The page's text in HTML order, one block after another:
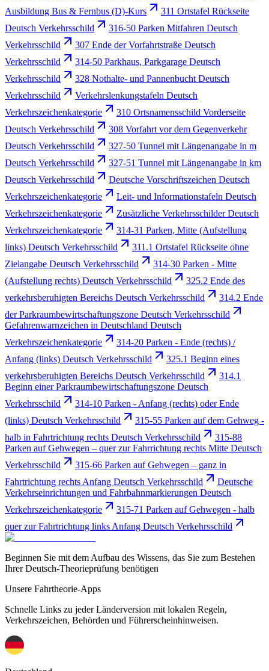
Ausbildung Bus & Fernbus (D)-Kurs
311 Ortstafel Rückseite
Deutsch Verkehrsschild
316-50 Parken Mitfahren Deutsch
Verkehrsschild
307 Ende der Vorfahrtstraße Deutsch
Verkehrsschild
314-50 Parkhaus, Parkgarage Deutsch
Verkehrsschild
328 Nothalte- und Pannenbucht Deutsch
Verkehrsschild
Verkehrslenkungstafeln Deutsch
Verkehrszeichenkategorie
310 Ortsnamensschild Vorderseite
Deutsch Verkehrsschild
308 Vorfahrt vor dem Gegenverkehr
Deutsch Verkehrsschild
327-50 Tunnel mit Längenangabe in m
Deutsch Verkehrsschild
327-51 Tunnel mit Längenangabe in km
Deutsch Verkehrsschild
Deutsche Vorschriftszeichen Deutsch
Verkehrszeichenkategorie
Leit- und Informationstafeln Deutsch
Verkehrszeichenkategorie
Zusätzliche Verkehrsschilder Deutsch
Verkehrszeichenkategorie
314-31 Parken, Mitte (Aufstellung
links) Deutsch Verkehrsschild
311.1 Ortstafel Rückseite ohne
Zielangabe Deutsch Verkehrsschild
314-30 Parken - Mitte
(Aufstellung rechts) Deutsch Verkehrsschild
325.2 Ende des
verkehrsberuhigten Bereichs Deutsch Verkehrsschild
314.2 Ende
der Parkraumbewirtschaftungszone Deutsch Verkehrsschild
Gefahrenwarnzeichen in Deutschland Deutsch
Verkehrszeichenkategorie
314-20 Parken - Ende (rechts) /
Anfang (links) Deutsch Verkehrsschild
325.1 Beginn eines
verkehrsberuhigten Bereichs Deutsch Verkehrsschild
314.1
Beginn einer Parkraumbewirtschaftungszone Deutsch
Verkehrsschild
314-10 Parken - Anfang (rechts) oder Ende
(links) Deutsch Verkehrsschild
315-55 Parken auf dem Gehweg -
halb in Fahrtrichtung rechts Deutsch Verkehrsschild
315-88
Parken auf Gehwegen – quer zur Fahrrichtung rechts Mitte Deutsch
Verkehrsschild
315-66 Parken auf Gehwegen – ganz in
Fahrtrichtung rechts Anfang Deutsch Verkehrsschild
Deutsche
Verkehrseinrichtungen und Fahrbahnmarkierungen Deutsch
Verkehrszeichenkategorie
315-71 Parken auf Gehwegen - halb
quer zur Fahrtrichtung links Anfang Deutsch Verkehrsschild
Beginnen Sie mit dem Aufbau des Wissens, das Sie zum Bestehen
Ihrer Deutsch-Theorieprüfung benötigen
Unsere Fahrtheorie-Apps
Schnelle Links zu jeder Länderversion mit lokalen Regeln,
Verkehrszeichen, Behörden und Führerscheinhinweisen.